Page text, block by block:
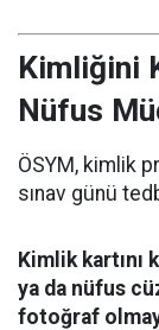
Kimliğini
Nüfus
ÖSYM, kimlik
sınav günü
Kimlik kartını
ya da nüfus
fotoğraf